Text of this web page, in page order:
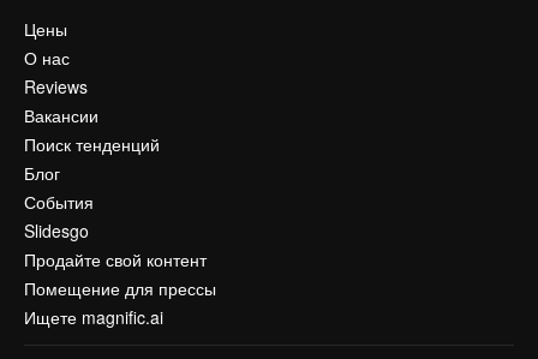
Цены
О нас
Reviews
Вакансии
Поиск тенденций
Блог
События
Slidesgo
Продайте свой контент
Помещение для прессы
Ищете magnific.ai